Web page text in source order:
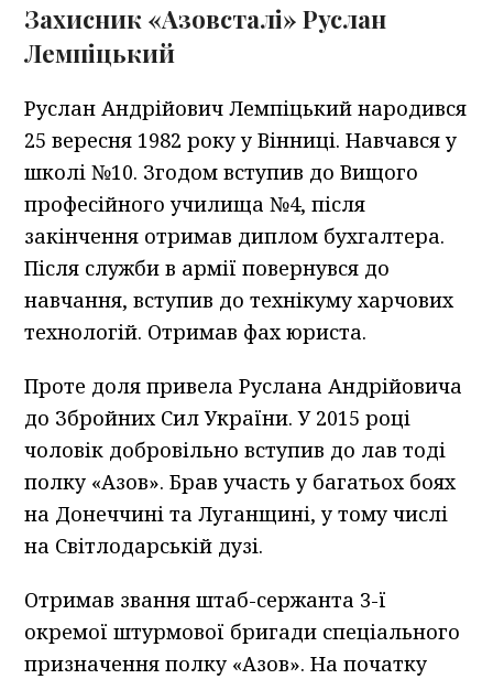
Захисник «Азовсталі» Руслан
Лемпіцький
Руслан Андрійович Лемпіцький народився
25 вересня 1982 року у Вінниці. Навчався у
школі №10. Згодом вступив до Вищого
професійного училища №4, після
закінчення отримав диплом бухгалтера.
Після служби в армії повернувся до
навчання, вступив до технікуму харчових
технологій. Отримав фах юриста.
Проте доля привела Руслана Андрійовича
до Збройних Сил України. У 2015 році
чоловік добровільно вступив до лав тоді
полку «Азов». Брав участь у багатьох боях
на Донеччині та Луганщині, у тому числі
на Світлодарській дузі.
Отримав звання штаб-сержанта 3-ї
окремої штурмової бригади спеціального
призначення полку «Азов». На початку